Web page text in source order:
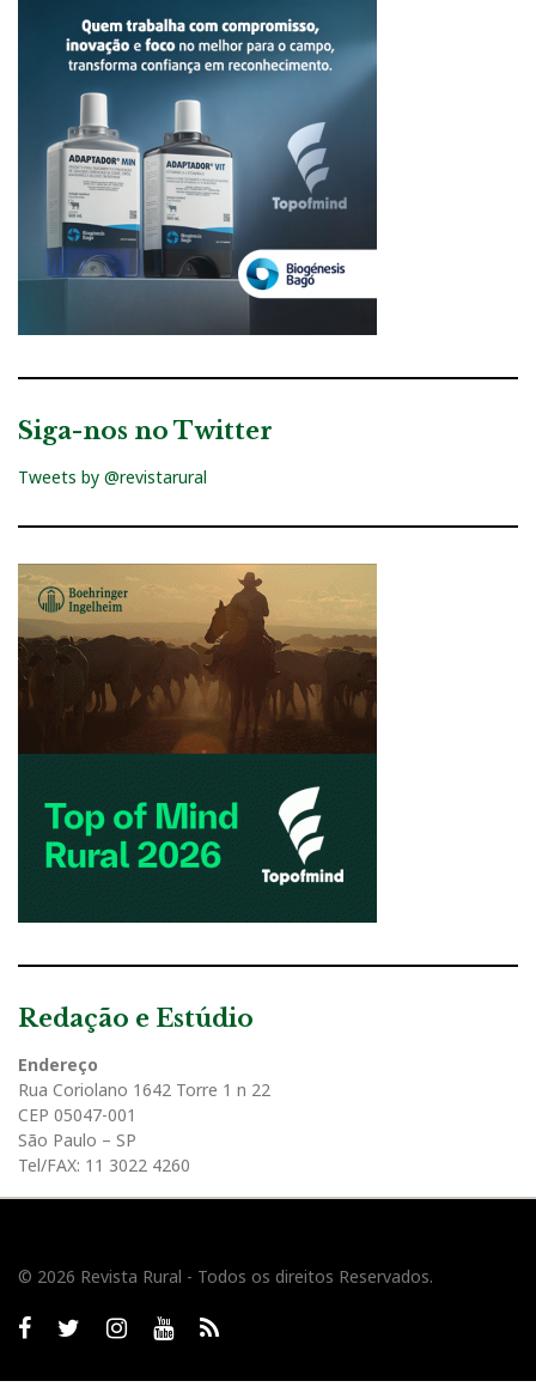
Siga-nos no Twitter
Tweets by @revistarural
Redação e Estúdio
Endereço
Rua Coriolano 1642 Torre 1 n 22
CEP 05047-001
São Paulo – SP
Tel/FAX: 11 3022 4260
© 2026 Revista Rural - Todos os direitos Reservados.
FacebooktwitterInstagramYoutube
RSS